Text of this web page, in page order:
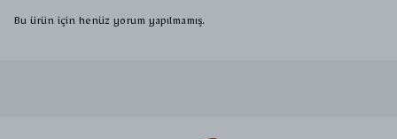
Bu ürün için henüz yorum yapılmamış.